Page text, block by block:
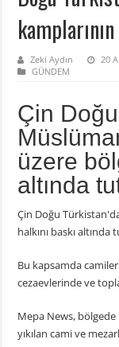
Zeki Aydın
20
GÜNDEM
Çin
üzere
altında
Çin Doğu
halkını baskı
Bu kapsamda camiler
cezaevlerinde ve
Mepa News,
yıkılan cami ve